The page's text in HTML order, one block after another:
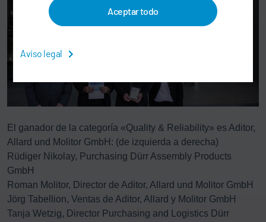
Aceptar todo
Aviso legal
El ganador de la categoría «Quality & Reliability» es Aditor,
Allard und Molitor GmbH: (de izquierda a derecha)
Rüdiger Nikolay, Purchasing Dürr Assembly Products
GmbH
Roman Molitor, Director de Aditor, Allard und Molitor GmbH
Jörg Tabellion, Ventas de Aditor, Allard y Molitor GmbH
Tanja Wetzig, Director Purchasing and Logistics Dürr